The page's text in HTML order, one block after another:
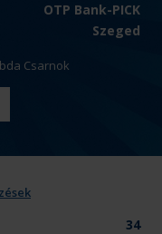
OTP Bank-PICK
Szeged
Csarnok
34